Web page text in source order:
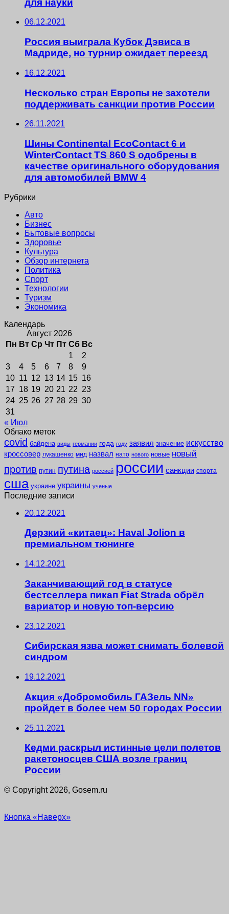
для науки
06.12.2021
Россия выиграла Кубок Дэвиса в
Мадриде, но турнир ожидает переезд
16.12.2021
Несколько стран Европы не захотели
поддерживать санкции против России
26.11.2021
Шины Continental EcoContact 6 и
WinterContact TS 860 S одобрены в
качестве оригинального оборудования
для автомобилей BMW 4
Рубрики
Авто
Бизнес
Бытовые вопросы
Здоровье
Культура
Обзор интернета
Политика
Спорт
Технологии
Туризм
Экономика
Календарь
Август 2026
Пн Вт Ср Чт Пт Сб Вс
1
2
3
4 5 6 7 8
9
10 11 12 13 14 15 16
17 18 19 20 21 22 23
24 25 26 27 28 29 30
31
« Июл
Облако меток
covid байдена виды германии года году заявил значение искусство
кроссовер лукашенко мид назвал нато нового новые новый
против путин путина россией россии санкции спорта
сша украине украины ученые
Последние записи
20.12.2021
Дерзкий «китаец»: Haval Jolion в
премиальном тюнинге
14.12.2021
Заканчивающий год в статусе
бестселлера пикап Fiat Strada обрёл
вариатор и новую топ-версию
23.12.2021
Сибирская язва может снимать болевой
синдром
19.12.2021
Акция «Добромобиль ГАЗель NN»
пройдет в более чем 50 городах России
25.11.2021
Кедми раскрыл истинные цели полетов
ракетоносцев США возле границ
России
© Copyright 2026, Gosem.ru
Кнопка «Наверх»